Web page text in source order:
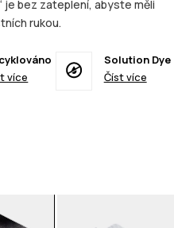
je bez zateplení, abyste měli
rukou.
více
Solution Dye
Číst více